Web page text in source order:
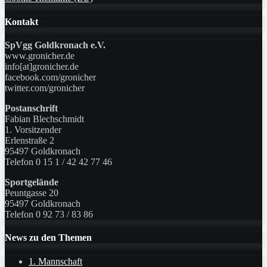
Kontakt
SpVgg Goldkronach e.V.
www.gronicher.de
info[at]gronicher.de
facebook.com/gronicher
twitter.com/gronicher
Postanschrift
Fabian Blechschmidt
1. Vorsitzender
Erlenstraße 2
95497 Goldkronach
Telefon 0 15 1 / 42 42 77 46
Sportgelände
Peuntgasse 20
95497 Goldkronach
Telefon 0 92 73 / 83 86
News zu den Themen
1. Mannschaft